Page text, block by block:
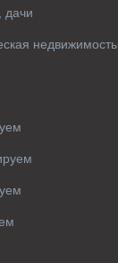
дачи
недвижимость